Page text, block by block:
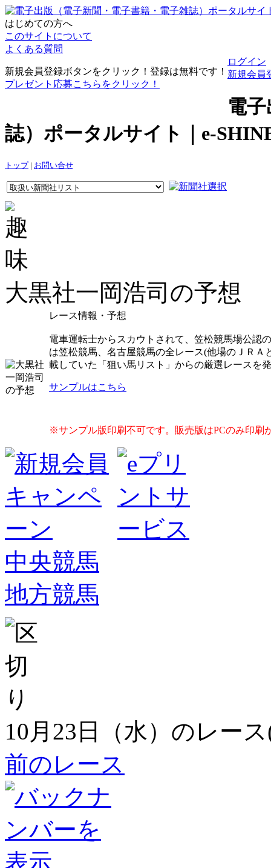
はじめての方へ
このサイトについて
よくある質問
新規会員登録ボタンをクリック！登録は無料です！
プレゼント応募こちらをクリック！
ログイン
新規会員
電
誌）ポータルサイト｜e-
トップ| お問い合せ
大黒社一岡浩司の予想
レース情報・予想
電車運転士からスカウトされて、笠松競馬場公認
は笠松競馬、名古屋競馬の全レース(他場のＪＲ
載していた「狙い馬リスト」からの厳選レースを
サンプルはこちら
※サンプル版印刷不可です。販売版はPCのみ印刷
中央競馬
地方競馬
10月23日（水）のレー
前のレース